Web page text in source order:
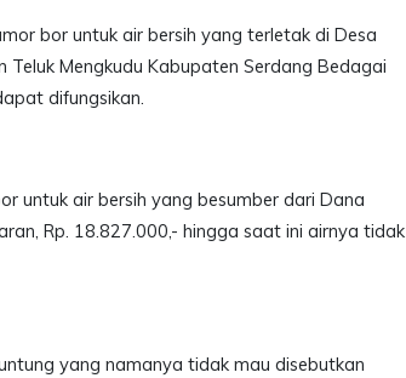
bor untuk air bersih yang terletak di Desa
Teluk Mengkudu Kabupaten Serdang Bedagai
difungsikan.
untuk air bersih yang besumber dari Dana
Rp. 18.827.000,- hingga saat ini airnya tidak
yang namanya tidak mau disebutkan